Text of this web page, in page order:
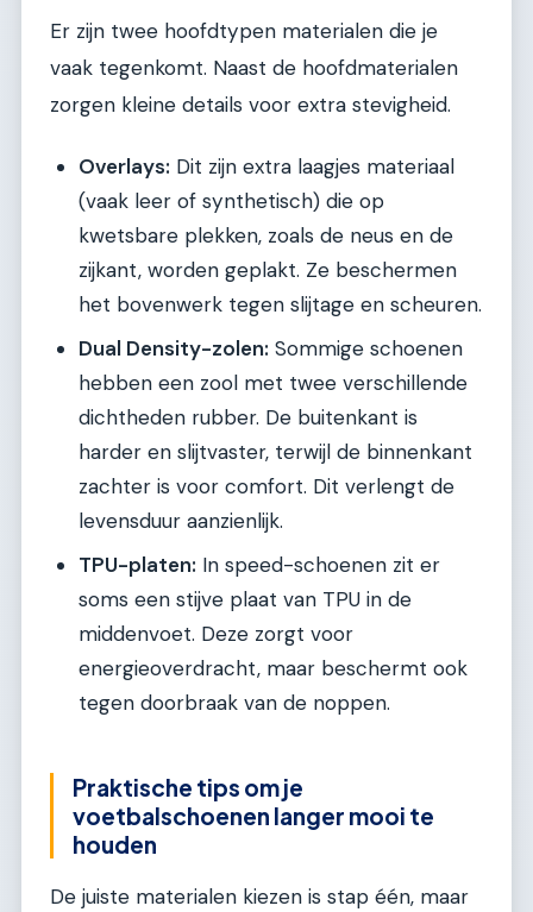
Er zijn twee hoofdtypen materialen die je
vaak tegenkomt. Naast de hoofdmaterialen
zorgen kleine details voor extra stevigheid.
Overlays: Dit zijn extra laagjes materiaal
(vaak leer of synthetisch) die op
kwetsbare plekken, zoals de neus en de
zijkant, worden geplakt. Ze beschermen
het bovenwerk tegen slijtage en scheuren.
Dual Density-zolen: Sommige schoenen
hebben een zool met twee verschillende
dichtheden rubber. De buitenkant is
harder en slijtvaster, terwijl de binnenkant
zachter is voor comfort. Dit verlengt de
levensduur aanzienlijk.
TPU-platen: In speed-schoenen zit er
soms een stijve plaat van TPU in de
middenvoet. Deze zorgt voor
energieoverdracht, maar beschermt ook
tegen doorbraak van de noppen.
Praktische tips om je
voetbalschoenen langer mooi te
houden
De juiste materialen kiezen is stap één, maar